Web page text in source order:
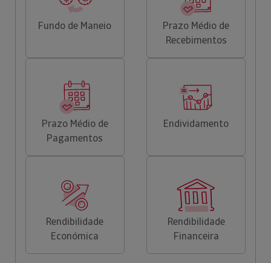
Fundo de Maneio
Prazo Médio de
Recebimentos
Prazo Médio de
Pagamentos
Endividamento
Rendibilidade
Económica
Rendibilidade
Financeira